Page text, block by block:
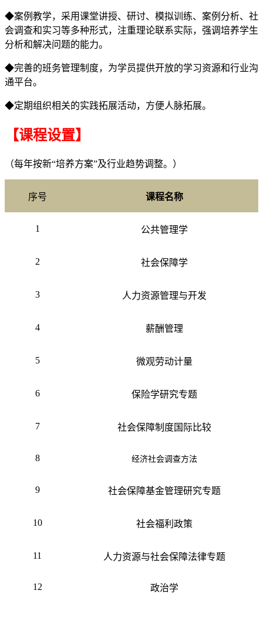
◆案例教学，采用课堂讲授、研讨、模拟训练、案例分析、社
会调查和实习等多种形式，注重理论联系实际，强调培养学生
分析和解决问题的能力。
◆完善的班务管理制度，为学员提供开放的学习资源和行业沟
通平台。
◆定期组织相关的实践拓展活动，方便人脉拓展。
【课程设置】
（每年按新“培养方案”及行业趋势调整。）
序号 课程名称
1 公共管理学
2 社会保障学
3 人力资源管理与开发
4 薪酬管理
5 微观劳动计量
6 保险学研究专题
7 社会保障制度国际比较
8 经济社会调查方法
9 社会保障基金管理研究专题
10 社会福利政策
11 人力资源与社会保障法律专题
12 政治学